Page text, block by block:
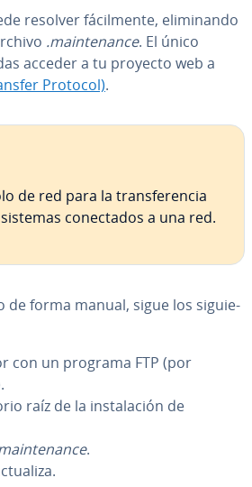
resolver fá­ci­l­me­n­te, eli­mi­na­n­do
.mai­n­te­na­n­ce. El único
acceder a tu proyecto web a
Protocol).
de red para la tra­n­s­fe­re­n­cia
co­ne­c­ta­dos a una red.
de forma manual, sigue los si­guie­
con un programa FTP (por
raíz de la in­s­ta­la­ción de
.